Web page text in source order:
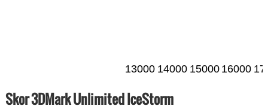
13000 14000 15000 16000
Skor 3DMark Unlimited IceStorm